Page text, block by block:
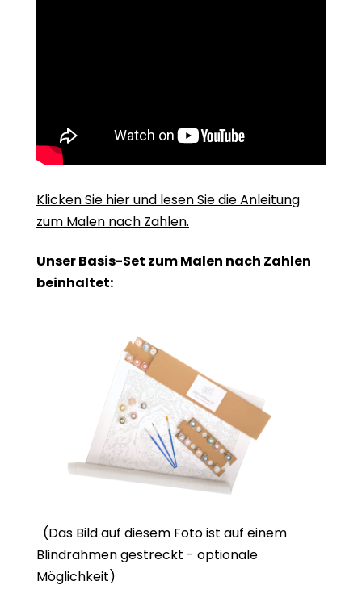
Klicken Sie hier und lesen Sie die Anleitung
zum Malen nach Zahlen.
Unser Basis-Set zum Malen nach Zahlen
beinhaltet:
(Das Bild auf diesem Foto ist auf einem
Blindrahmen gestreckt - optionale
Möglichkeit)